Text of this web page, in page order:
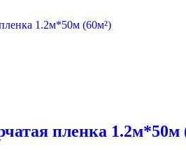
пленка 1.2м*50м